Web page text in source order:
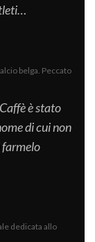
belga. Peccato
è stato
di cui non
farmelo
dedicata allo